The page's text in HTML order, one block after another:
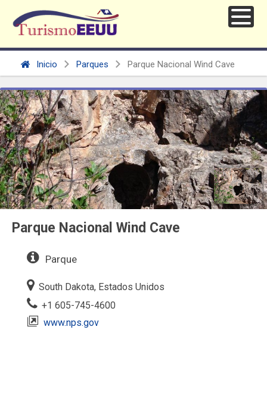
Inicio Parques Parque Nacional Wind Cave
Parque Nacional Wind Cave
Parque
South Dakota, Estados Unidos
+1 605-745-4600
www.nps.gov